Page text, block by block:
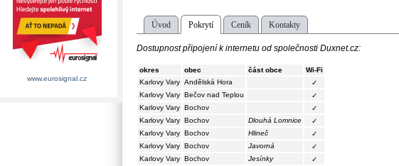
Úvod Pokrytí Ceník Kontakty
Dostupnost připojení k internetu od společnosti Duxnet.cz:
okres obec část obce
Wi-Fi
Karlovy Vary Andělská Hora
✓
Karlovy Vary Bečov nad Teplou
✓
Karlovy Vary Bochov
✓
Karlovy Vary Bochov Dlouhá Lomnice
✓
Karlovy Vary Bochov Hlineč
✓
Karlovy Vary Bochov Javorná
✓
Karlovy Vary Bochov Jesínky
✓
www.eurosignal.cz